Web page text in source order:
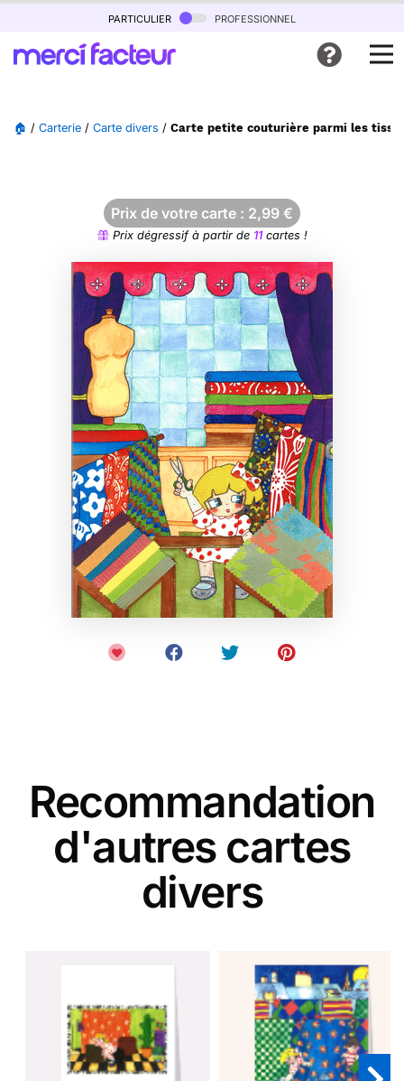
particulier professionnel
🏠 / Carterie / Carte divers / Carte petite couturière parmi les
Prix de votre carte : 2,99 €
Prix dégressif à partir de 11cartes !
Recommandation
d'autres cartes
divers